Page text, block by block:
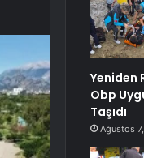
Yeniden
Obp
Taşıdı
Ağustos